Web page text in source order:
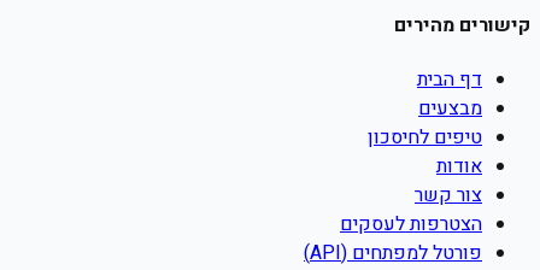
קישורים מהירים
דף הבית
מבצעים
טיפים לחיסכון
אודות
צור קשר
הצטרפות לעסקים
פורטל למפתחים (API)